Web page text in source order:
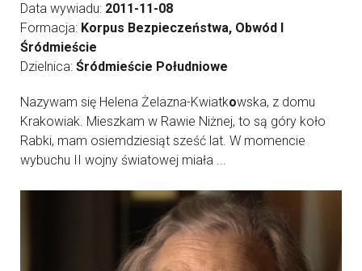
Data wywiadu: 2011-11-08
Formacja: Korpus Bezpieczeństwa, Obwód I
Śródmieście
Dzielnica: Śródmieście Południowe
Nazywam się Helena Żelazna-Kwiatkowska, z domu
Krakowiak. Mieszkam w Rawie Niżnej, to są góry koło
Rabki, mam osiemdziesiąt sześć lat. W momencie
wybuchu II wojny światowej miała ...